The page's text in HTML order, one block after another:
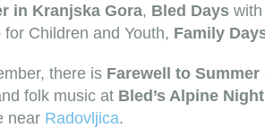
in Kranjska Gora, Bled Days
for Children and Youth, Family
there is Farewell to Summer
folk music at Bled’s Alpine Night
near Radovljica.